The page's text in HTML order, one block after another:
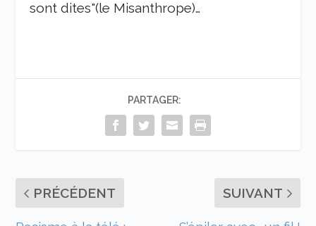
sont dites"(le Misanthrope)…
PARTAGER:
PRÉCÉDENT SUIVANT